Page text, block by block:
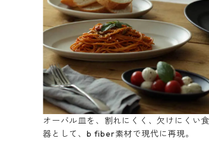
オーバル皿を、割れにくく、欠けにくい食
器として、b fiber素材で現代に再現。